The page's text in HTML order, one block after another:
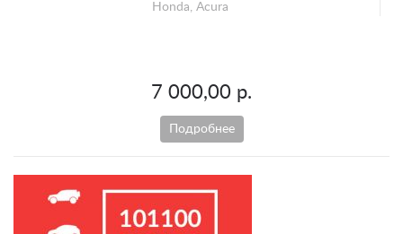
Toyota
UAZ
Honda, Acura
7 000,00 р.
Подробнее